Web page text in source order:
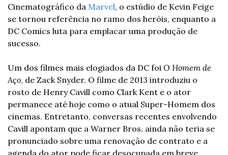
Cinematográfico da Marvel, o estúdio de Kevin Feige
se tornou referência no ramo dos heróis, enquanto a
DC Comics luta para emplacar uma produção de
sucesso.
Um dos filmes mais elogiados da DC foi O Homem de
Aço, de Zack Snyder. O filme de 2013 introduziu o
rosto de Henry Cavill como Clark Kent e o ator
permanece até hoje como o atual Super-Homem dos
cinemas. Entretanto, conversas recentes envolvendo
Cavill apontam que a Warner Bros. ainda não teria se
pronunciado sobre uma renovação de contrato e a
agenda do ator pode ficar desocupada em breve.